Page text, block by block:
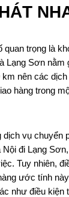
quan trọng là
Lạng Sơn nằm
nên các
hàng trong
dịch vụ chuyển
đi Lạng
Tuy nhiên,
ước tính
như điều kiện